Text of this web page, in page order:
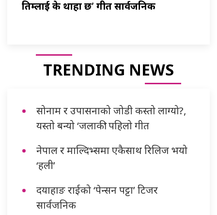
तिम्लाई के थाहा छ’ गीत सार्वजनिक
TRENDING NEWS
सोनाम र उपासनाको जोडी कस्तो लाग्यो?,
यस्तो बन्यो ‘जलाकी’ पहिलो गीत
नेपाल र माल्दिभ्समा एकैसाथ रिलिज भयो
‘हली’
दयाहाङ राईको ‘पेन्सन पट्टा’ टिजर
सार्वजनिक